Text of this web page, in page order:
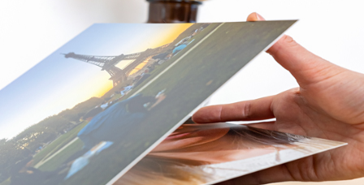
Ваш регион доставки
Выберите из списка: